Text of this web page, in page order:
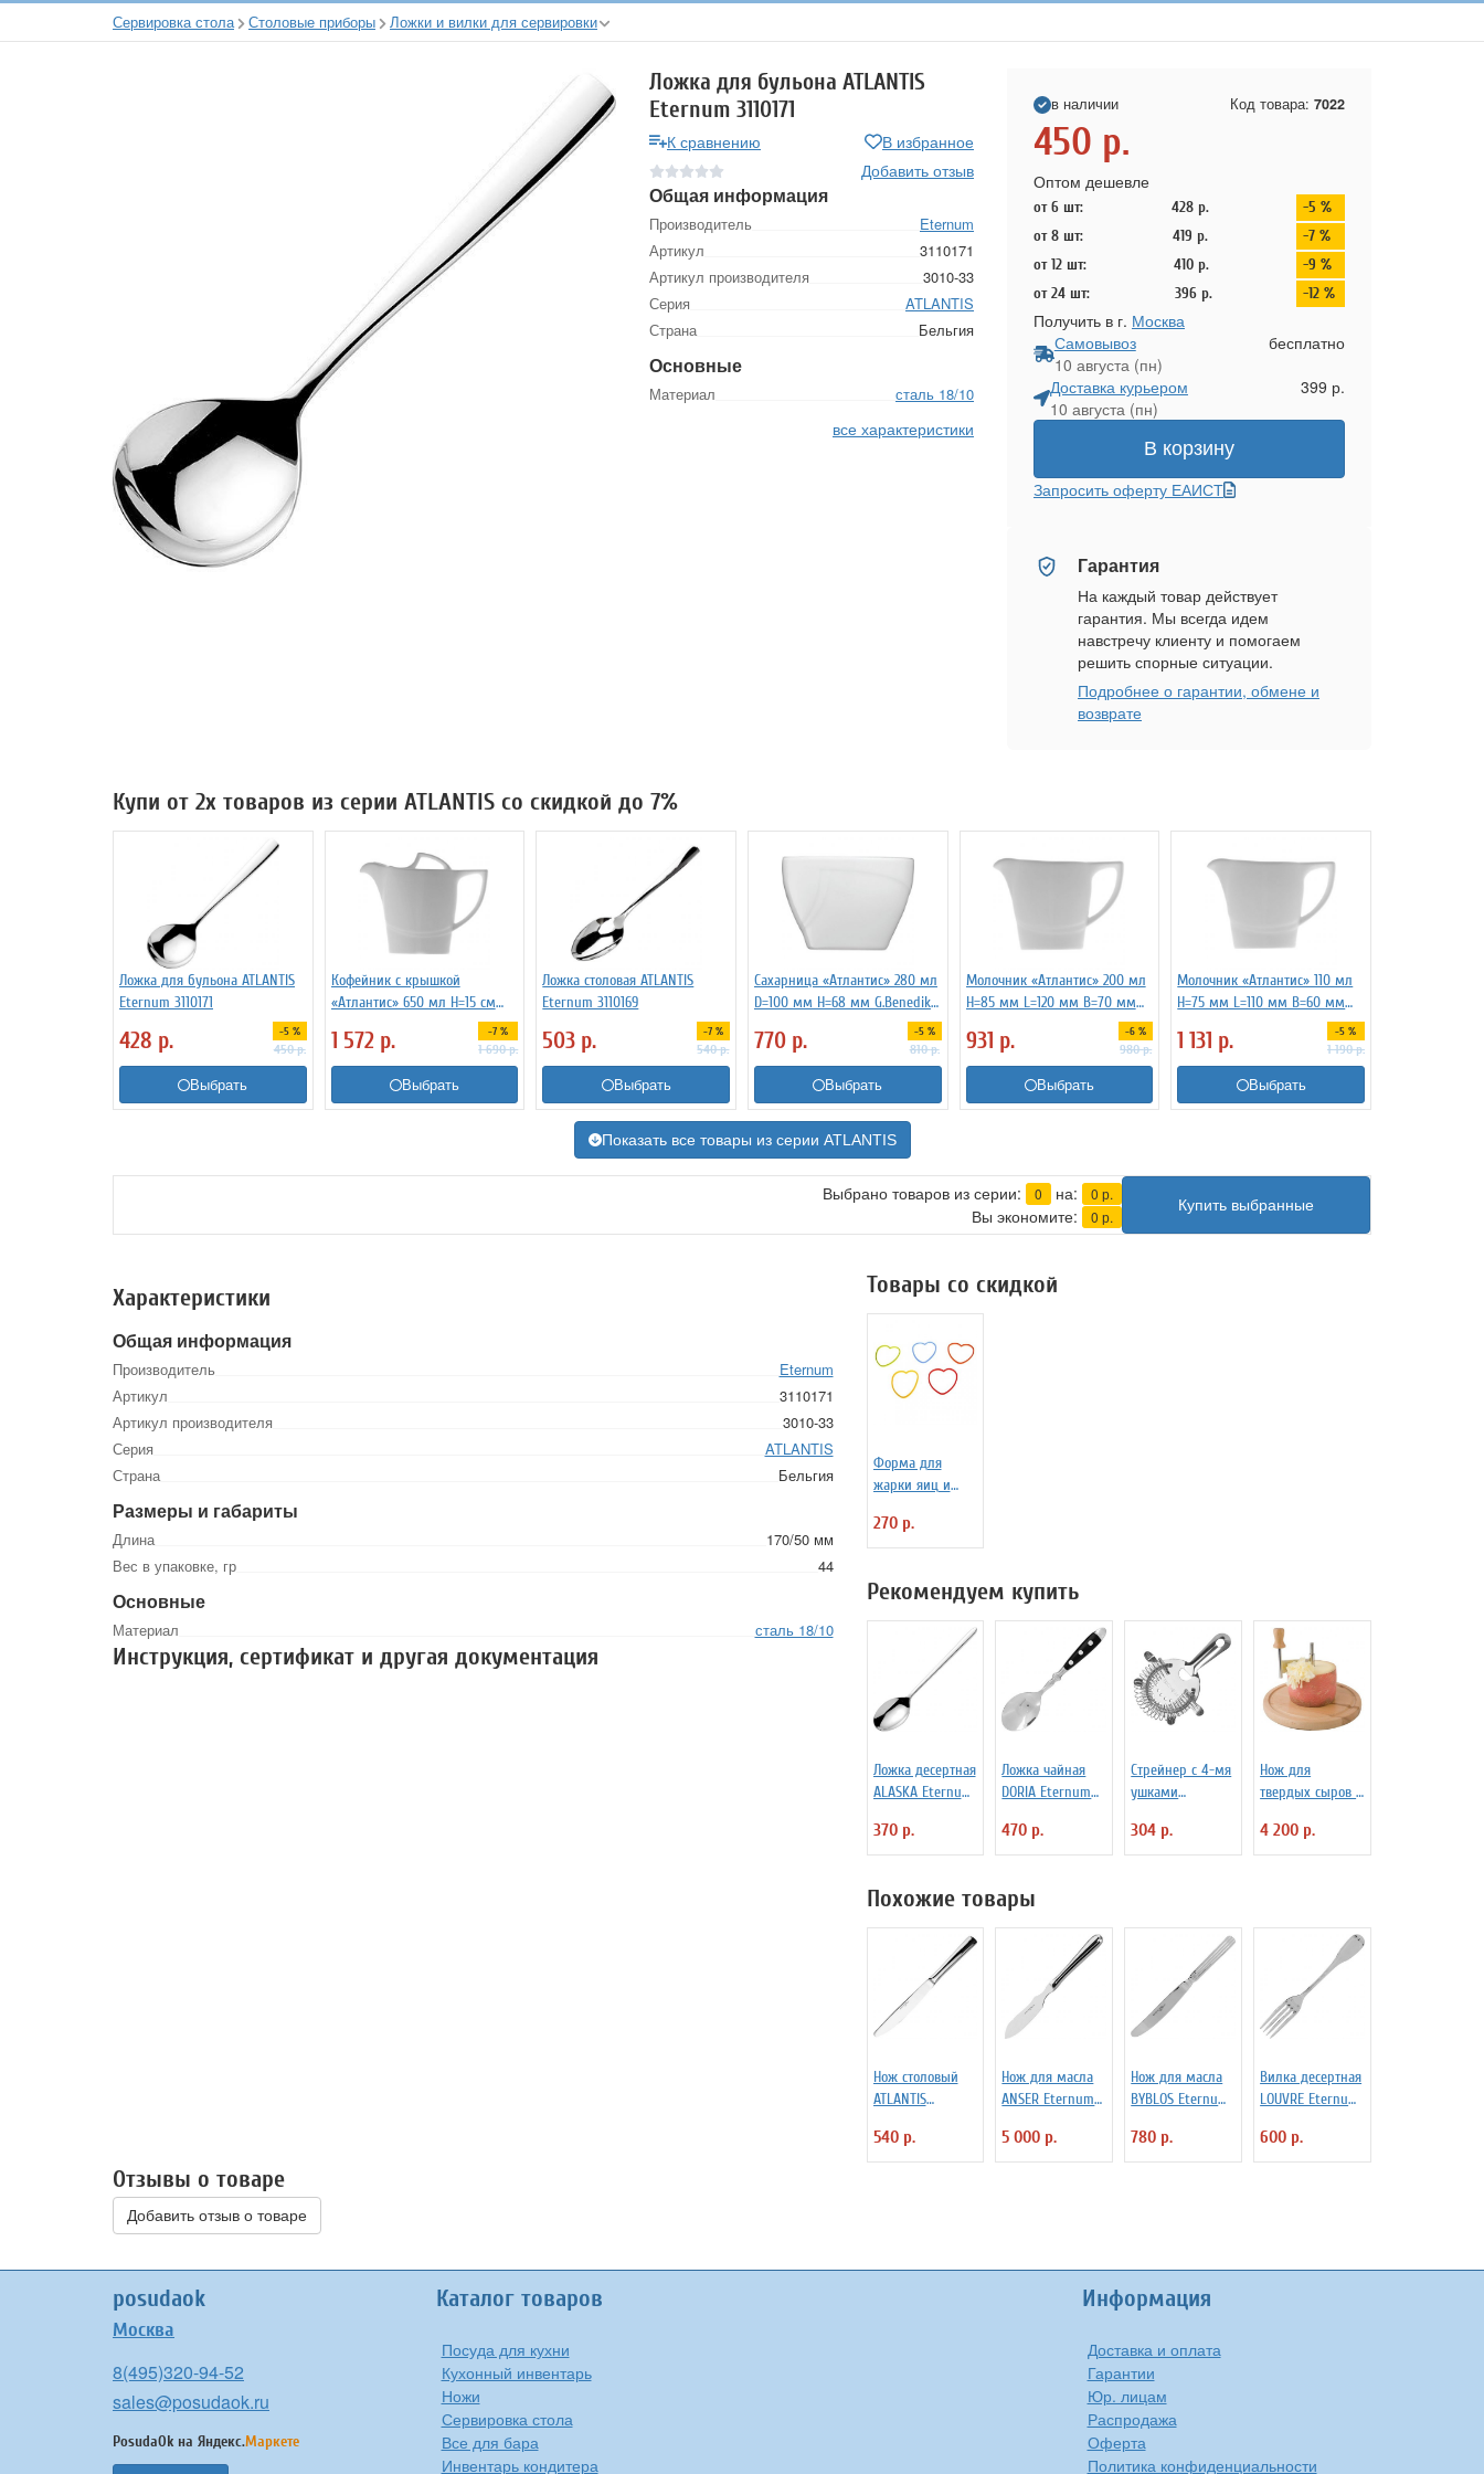
Сервировка стола Столовые приборы Ложки и вилки для сервировки
Ложка для бульона ATLANTIS
Eternum 3110171
К сравнению
В избранное
Добавить отзыв
Общая информация
Производитель
Eternum
Артикул
3110171
Артикул производителя
3010-33
Серия
ATLANTIS
Страна
Бельгия
Основные
Материал сталь 18/10
все характеристики
в наличии Код товара: 7022
450 р.
Оптом дешевле
от 6 шт: 428 р.
-5 %
от 8 шт:
419 р.
-7 %
от 12 шт:
410 р.
-9 %
от 24 шт:
396 р. -12 %
Получить в г. Москва
Самовывоз
10 августа (пн)
бесплатно
Доставка курьером
10 августа (пн)
399 р.
В корзину
Запросить оферту ЕАИСТ
Гарантия
На каждый товар действует
гарантия. Мы всегда идем
навстречу клиенту и помогаем
решить спорные ситуации.
Подробнее о гарантии, обмене и
возврате
Купи от 2х товаров из серии ATLANTIS со скидкой до 7%
Ложка для бульона ATLANTIS
Eternum 3110171
428 р. -5 %
450р.
Выбрать
Кофейник с крышкой
«Атлантис» 650 мл H=15 см
L=19 см B=10.5 см G.Benedikt
3160337
1 572 р. -7 %
1 690р.
Выбрать
Ложка столовая ATLANTIS
Eternum 3110169
503 р. -7 %
540р.
Выбрать
Сахарница «Атлантис» 280 мл
D=100 мм H=68 мм G.Benedikt
770 р. -5 %
810р.
Выбрать
Молочник «Атлантис» 200 мл
H=85 мм L=120 мм B=70 мм
931 р. -6 %
980р.
Выбрать
Молочник «Атлантис» 110 мл
H=75 мм L=110 мм B=60 мм
1 131 р. -5 %
1 190р.
Выбрать
Показать все товары из серии ATLANTIS
Выбрано товаров из серии: 0 на: 0 р.
Вы экономите: 0 р.
Купить выбранные
Характеристики
Общая информация
Производитель
Eternum
Артикул
3110171
Артикул производителя
3010-33
Серия
ATLANTIS
Страна
Бельгия
Размеры и габариты
Длина
170/50 мм
Вес в упаковке, гр
44
Основные
Материал сталь 18/10
Инструкция, сертификат и другая документация
Товары со скидкой
Форма для
жарки яиц и
силиконовая
Любовь
270 р.
Рекомендуем купить
Ложка десертная
ALASKA Eternum
370 р.
Ложка чайная
DORIA Eternum
470 р.
Стрейнер с 4-мя
ушками
см B=11 см
ProHotel 2030517
304 р.
Нож для
твердых сыров и
см APS 4071012
4 200 р.
Похожие товары
Нож столовый
ATLANTIS
540 р.
Нож для масла
ANSER Eternum
5 000 р.
Нож для масла
BYBLOS Eternum
780 р.
Вилка десертная
LOUVRE Eternum
600 р.
Отзывы о товаре
Добавить отзыв о товаре
posudaok
Москва
8(495)320-94-52
sales@posudaok.ru
PosudaOk на Яндекс.Маркете
Каталог товаров
Посуда для кухни
Кухонный инвентарь
Ножи
Сервировка стола
Все для бара
Инвентарь кондитера
Информация
Доставка и оплата
Гарантии
Юр. лицам
Распродажа
Оферта
Политика конфиденциальности